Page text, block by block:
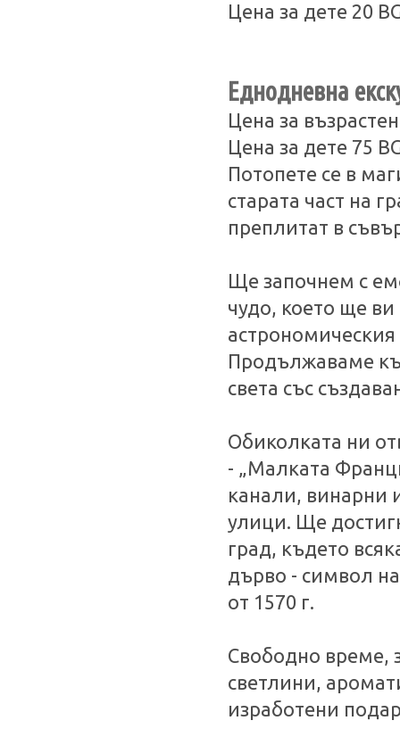
Цена за дете 20
Еднодневна
Цена за
Цена за дете 75
Потопете се в
старата част на
преплитат в
Ще започнем с
чудо, което ще
Продължаваме
света със
Обиколката ни
- „Малката
канали, винарни
улици. Ще
град, където
дърво - символ
от 1570 г.
Свободно време,
светлини,
изработени